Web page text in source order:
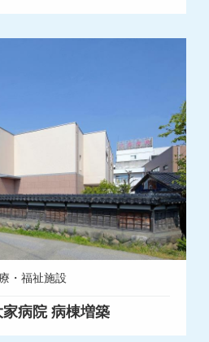
・福祉施設
病院 病棟増築